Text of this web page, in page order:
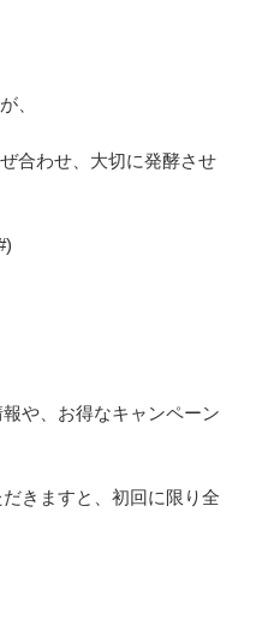
、
合わせ、大切に発酵させ
や、お得なキャンペーン
きますと、初回に限り全